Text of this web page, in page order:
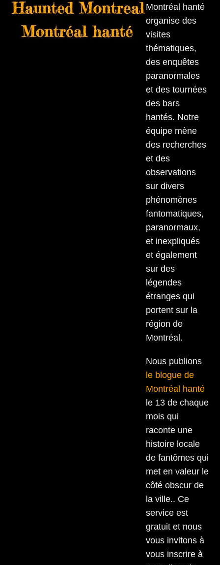
Skip
content
Open
mobile
Close
mobile
Montréal hanté
organise des
visites
thématiques,
des enquêtes
paranormales
et des tournées
des bars
hantés. Notre
équipe mène
des recherches
et des
observations
sur divers
phénomènes
fantomatiques,
paranormaux,
et inexpliqués
et également
sur des
légendes
étranges qui
portent sur la
région de
Montréal.
Nous publions
le blogue de
Montréal hanté
le 13 de chaque
mois qui
raconte une
histoire locale
de fantômes qui
met en valeur le
côté obscur de
la ville.. Ce
service est
gratuit et nous
vous invitons à
vous inscrire à